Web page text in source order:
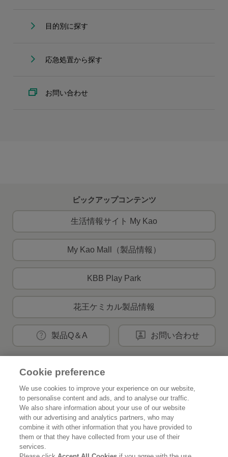
目的別に探す
応急処置から探す
お問い合わせ
ピックアップコンテンツ
生活情報サイト My Kao
My Kao Mall（製品情報）
KBB Play Park
花王ケミカル製品情報
製品Q＆A お問い合わせ
花王公式SNSアカウント
Home 花王について
Cookie preference
We use cookies to improve your experience on our website,
to personalise content and ads, and to analyse our traffic.
We also share information about your use of our website
with our advertising and analytics partners, who may
combine it with other information that you have provided to
them or that they have collected from your use of their
services.